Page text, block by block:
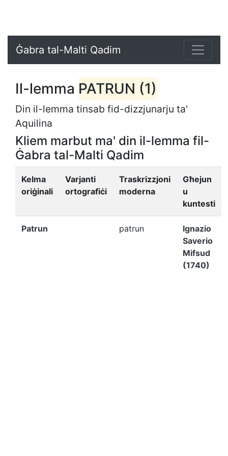
Ġabra tal-Malti Qadim
Il-lemma PATRUN (1)
Din il-lemma tinsab fid-dizzjunarju ta'
Aquilina
Kliem marbut ma' din il-lemma fil-
Ġabra tal-Malti Qadim
Kelma
oriġinali
Varjanti
ortografiċi
Traskrizzjoni
moderna
Għejun
u
kuntesti
Patrun patrun
Ignazio
Saverio
Mifsud
(1740)